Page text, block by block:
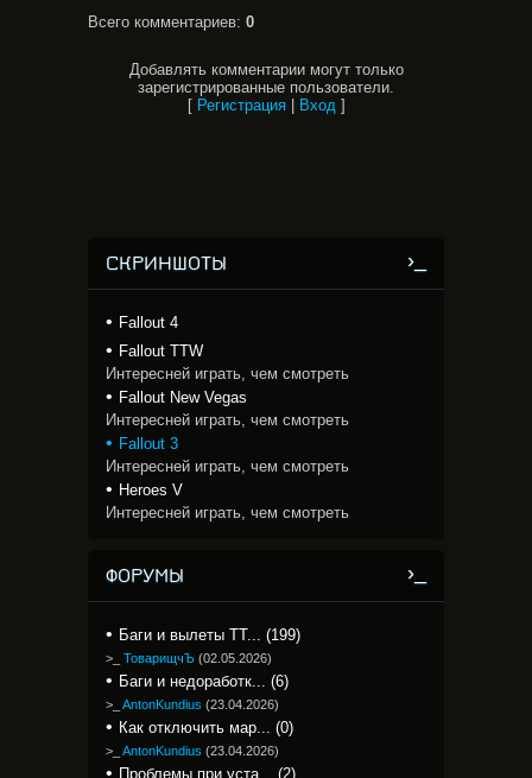
Всего комментариев: 0
Добавлять комментарии могут только
зарегистрированные пользователи.
[ Регистрация| Вход ]
СКРИНШОТЫ
Fallout 4
Fallout TTW
Интересней играть, чем смотреть
Fallout New Vegas
Интересней играть, чем смотреть
Fallout 3
Интересней играть, чем смотреть
Heroes V
Интересней играть, чем смотреть
ФОРУМЫ
Баги и вылеты TT... (199)
>_ ТоварищчЪ (02.05.2026)
Баги и недоработк... (6)
>_ AntonKundius (23.04.2026)
Как отключить мар... (0)
>_ AntonKundius (23.04.2026)
Проблемы при уста... (2)